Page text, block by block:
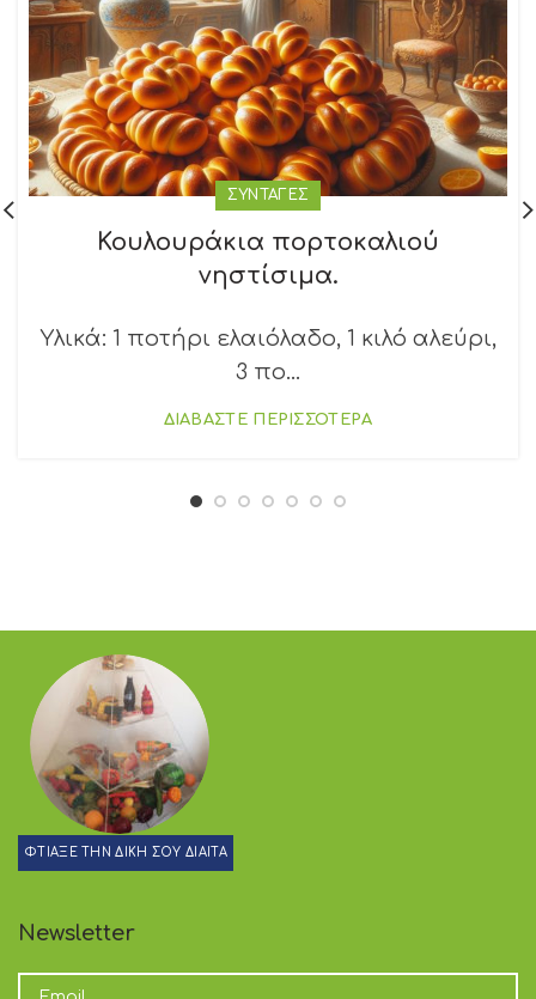
ΣΥΝΤΑΓΕΣ
Κουλουράκια πορτοκαλιού
νηστίσιμα.
Υλικά: 1 ποτήρι ελαιόλαδο, 1 κιλό αλεύρι,
3 πο...
ΔΙΑΒΑΣΤΕ ΠΕΡΙΣΣΟΤΕΡΑ
ΦΤΙΑΞΕ ΤΗΝ ΔΙΚΗ ΣΟΥ ΔΙΑΙΤΑ
Newsletter